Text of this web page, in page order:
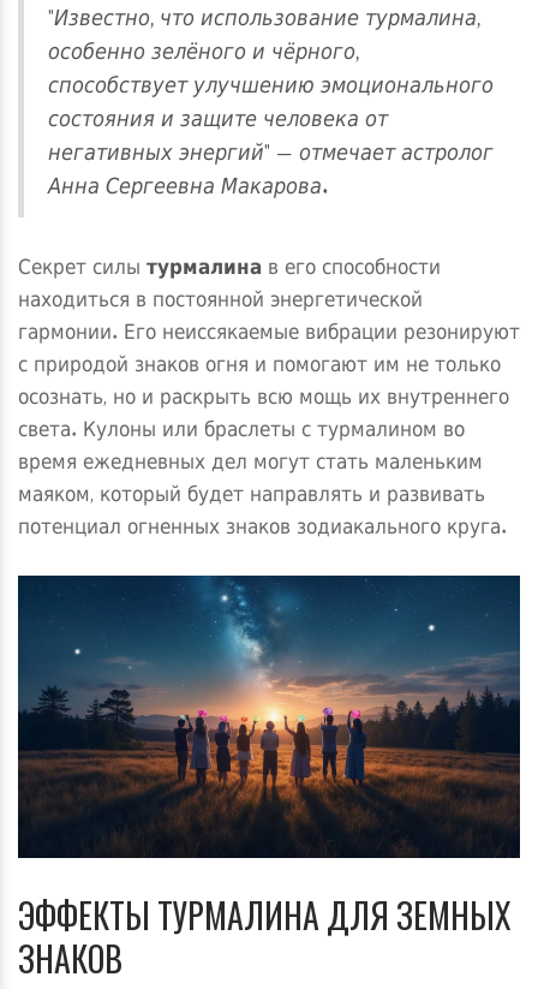
"Известно, что использование турмалина,
особенно зелёного и чёрного,
способствует улучшению эмоционального
состояния и защите человека от
негативных энергий" — отмечает астролог
Анна Сергеевна Макарова.
Секрет силы турмалина в его способности
находиться в постоянной энергетической
гармонии. Его неиссякаемые вибрации резонируют
с природой знаков огня и помогают им не только
осознать, но и раскрыть всю мощь их внутреннего
света. Кулоны или браслеты с турмалином во
время ежедневных дел могут стать маленьким
маяком, который будет направлять и развивать
потенциал огненных знаков зодиакального круга.
ЭФФЕКТЫ ТУРМАЛИНА ДЛЯ ЗЕМНЫХ
ЗНАКОВ